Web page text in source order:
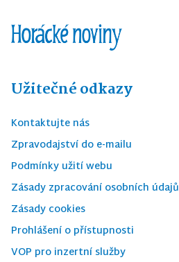
Užitečné odkazy
Kontaktujte nás
Zpravodajství do e-mailu
Podmínky užití webu
Zásady zpracování osobních údajů
Zásady cookies
Prohlášení o přístupnosti
VOP pro inzertní služby